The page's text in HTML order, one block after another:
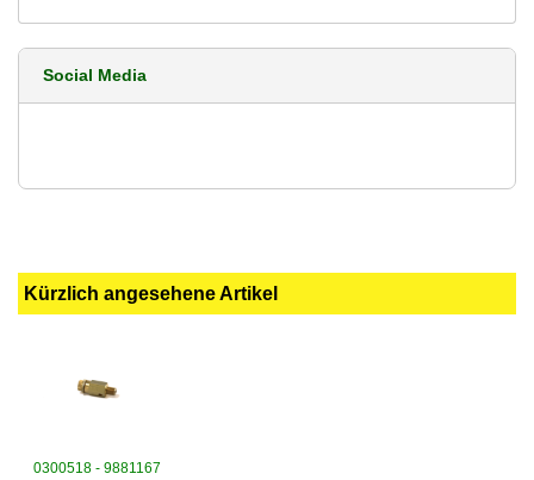
Social Media
Kürzlich angesehene Artikel
0300518 - 9881167